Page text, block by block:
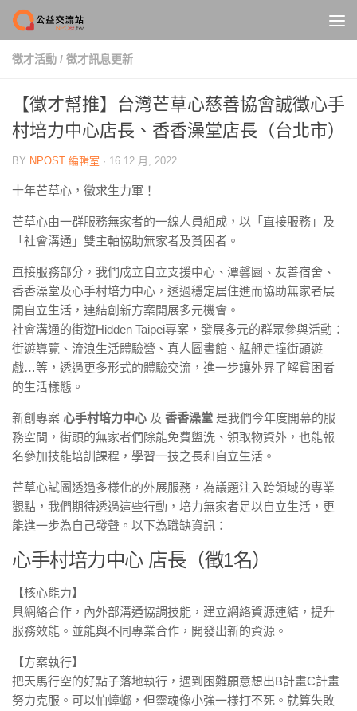
Skip to content
徵才活動 / 徵才訊息更新
【徵才幫推】台灣芒草心慈善協會誠徵心手
村培力中心店長、香香澡堂店長（台北市）
BY NPOST 編輯室 · 16 12 月, 2022
十年芒草心，徵求生力軍！
芒草心由一群服務無家者的一線人員組成，以「直接服務」及
「社會溝通」雙主軸協助無家者及貧困者。
直接服務部分，我們成立自立支援中心、潭馨園、友善宿舍、
香香澡堂及心手村培力中心，透過穩定居住進而協助無家者展
開自立生活，連結創新方案開展多元機會。
社會溝通的街遊Hidden Taipei專案，發展多元的群眾參與活動：
街遊導覽、流浪生活體驗營、真人圖書館、艋舺走撞街頭遊
戲…等，透過更多形式的體驗交流，進一步讓外界了解貧困者
的生活樣態。
新創專案 心手村培力中心 及 香香澡堂 是我們今年度開幕的服
務空間，街頭的無家者們除能免費盥洗、領取物資外，也能報
名參加技能培訓課程，學習一技之長和自立生活。
芒草心試圖透過多樣化的外展服務，為議題注入跨領域的專業
觀點，我們期待透過這些行動，培力無家者足以自立生活，更
能進一步為自己發聲。以下為職缺資訊：
心手村培力中心 店長（徵1名）
【核心能力】
具網絡合作，內外部溝通協調技能，建立網絡資源連結，提升
服務效能。並能與不同專業合作，開發出新的資源。
【方案執行】
把天馬行空的好點子落地執行，遇到困難願意想出B計畫C計畫
努力克服。可以怕蟑螂，但靈魂像小強一樣打不死。就算失敗